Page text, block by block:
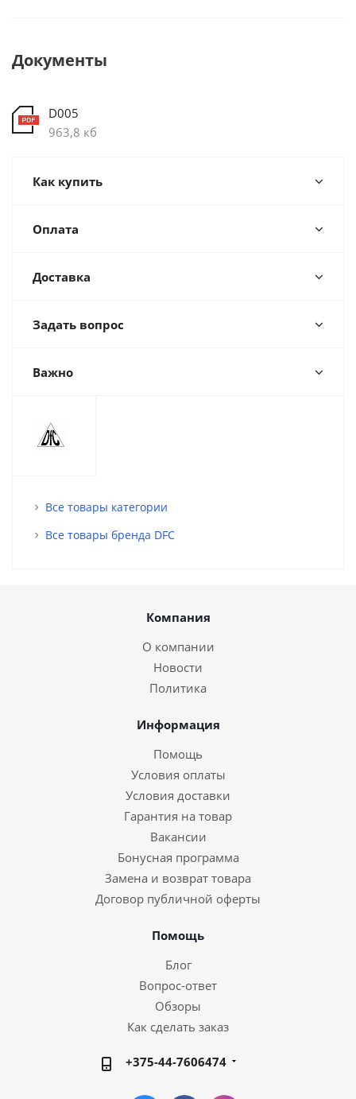
Документы
D005
963,8 кб
Как купить
Оплата
Доставка
Задать вопрос
Важно
Все товары категории
Все товары бренда DFC
Компания
О компании
Новости
Политика
Информация
Помощь
Условия оплаты
Условия доставки
Гарантия на товар
Вакансии
Бонусная программа
Замена и возврат товара
Договор публичной оферты
Помощь
Блог
Вопрос-ответ
Обзоры
Как сделать заказ
+375-44-7606474